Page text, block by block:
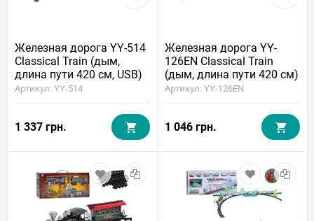
Железная дорога YY-514
Classical Train (дым,
длина пути 420 см, USB)
Артикул: YY-514
1 337 грн.
Железная дорога YY-
126EN Classical Train
(дым, длина пути 420 см)
Артикул: YY-126EN
1 046 грн.